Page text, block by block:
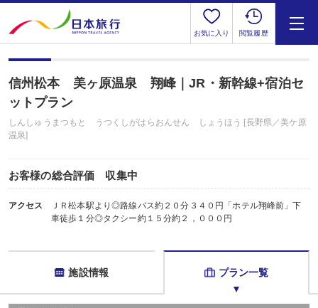
お気に入り 閲覧履歴
信州松本 美ヶ原温泉 翔峰｜JR・新幹線+宿泊セ
ットプラン
しんしゅうまつもと うつくしがはらおんせん しょうほう [長野県／美ケ原
温泉]
お客様の総合評価 収集中
アクセス
ＪＲ松本駅より◎路線バス約２０分３４０円「ホテル翔峰前」下
車徒歩１分◎タクシー約１５分約２，０００円
施設情報 プラン一覧